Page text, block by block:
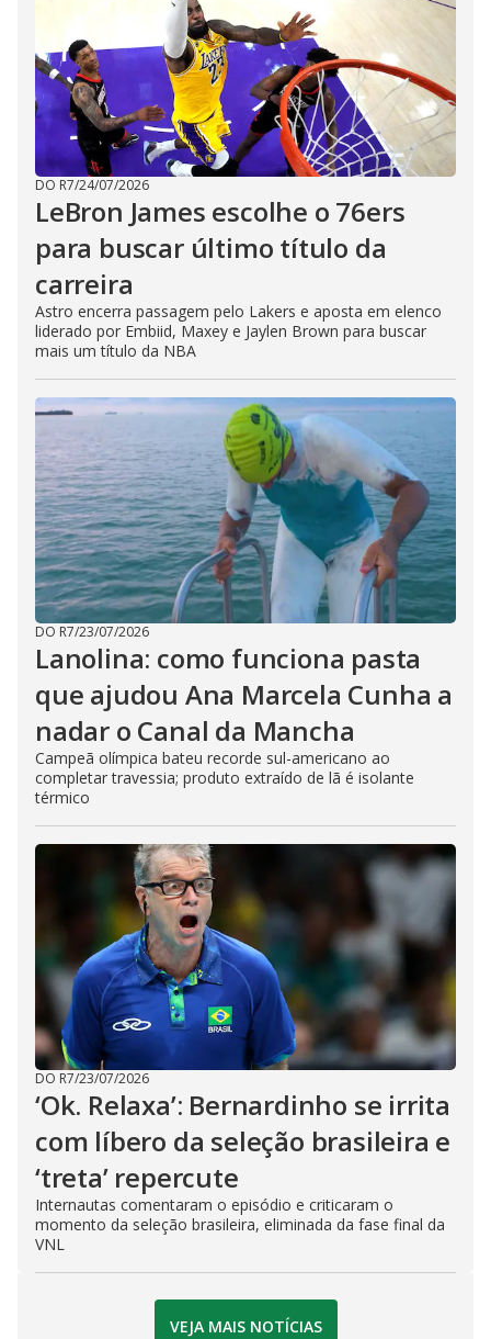
DO R7/24/07/2026
LeBron James escolhe o 76ers
para buscar último título da
carreira
Astro encerra passagem pelo Lakers e aposta em elenco
liderado por Embiid, Maxey e Jaylen Brown para buscar
mais um título da NBA
DO R7/23/07/2026
Lanolina: como funciona pasta
que ajudou Ana Marcela Cunha a
nadar o Canal da Mancha
Campeã olímpica bateu recorde sul-americano ao
completar travessia; produto extraído de lã é isolante
térmico
DO R7/23/07/2026
‘Ok. Relaxa’: Bernardinho se irrita
com líbero da seleção brasileira e
‘treta’ repercute
Internautas comentaram o episódio e criticaram o
momento da seleção brasileira, eliminada da fase final da
VNL
VEJA MAIS NOTÍCIAS